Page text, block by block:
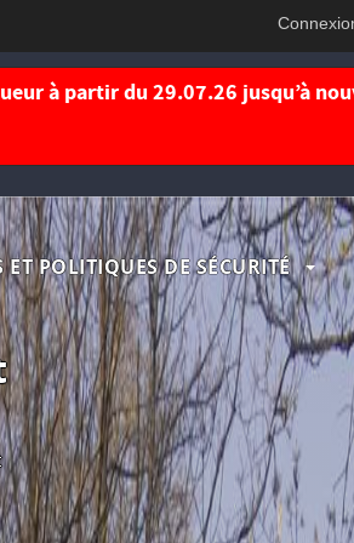
à partir du 29.07.26 jusqu’à
ET POLITIQUES DE SÉCURITÉ